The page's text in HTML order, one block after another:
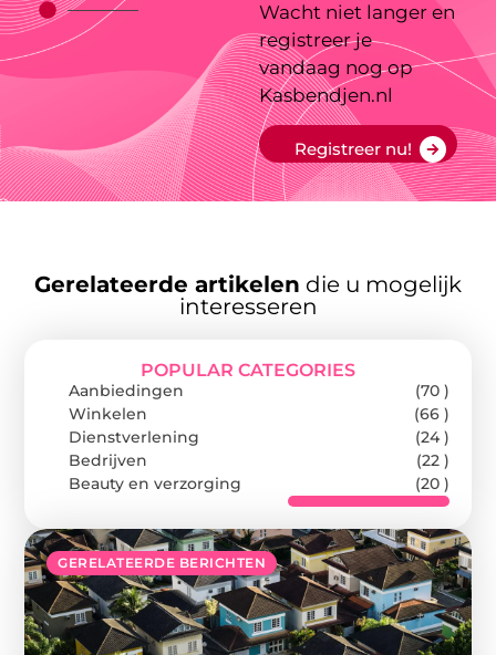
Wacht niet langer en
registreer je
vandaag nog op
Kasbendjen.nl
Registreer nu!
Gerelateerde artikelen die u mogelijk
interesseren
GERELATEERDE BERICHTEN
POPULAR CATEGORIES
Aanbiedingen
(70 )
Winkelen
(66 )
Dienstverlening
(24 )
Bedrijven
(22 )
Beauty en verzorging
(20 )